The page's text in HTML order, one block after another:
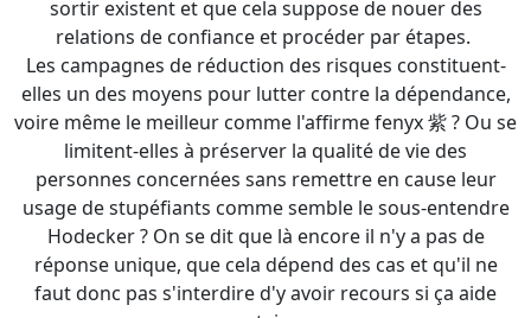
personnes concernées sans remettre en cause leur
usage de stupéfiants comme semble le sous-entendre
Hodecker ? On se dit que là encore il n'y a pas de
réponse unique, que cela dépend des cas et qu'il ne
faut donc pas s'interdire d'y avoir recours si ça aide